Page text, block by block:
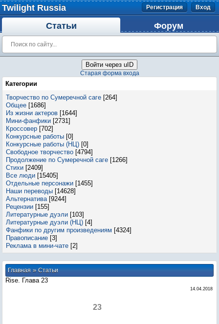
Twilight Russia Регистрация Вход
Статьи Форум
Войти через uID
Старая форма входа
Категории
Творчество по Сумеречной саге [264]
Общее [1686]
Из жизни актеров [1644]
Мини-фанфики [2731]
Кроссовер [702]
Конкурсные работы [0]
Конкурсные работы (НЦ) [0]
Свободное творчество [4794]
Продолжение по Сумеречной саге [1266]
Стихи [2409]
Все люди [15405]
Отдельные персонажи [1455]
Наши переводы [14628]
Альтернатива [9244]
Рецензии [155]
Литературные дуэли [103]
Литературные дуэли (НЦ) [4]
Фанфики по другим произведениям [4324]
Правописание [3]
Реклама в мини-чате [2]
Главная»Статьи
Rise. Глава 23
14.04.2018
23